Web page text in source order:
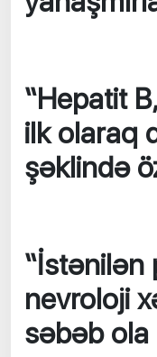
“Hepatit
ilk olaraq
şəklində
“İstənilən
nevroloji
səbəb ola